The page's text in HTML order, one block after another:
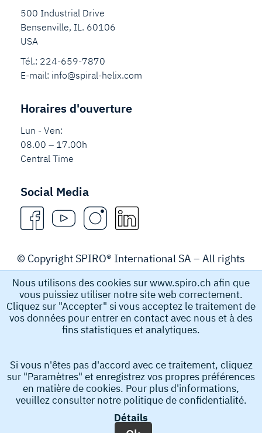
500 Industrial Drive
Bensenville, IL. 60106
USA
Tél.: 224-659-7870
E-mail: info@spiral-helix.com
Horaires d'ouverture
Lun - Ven:
08.00 – 17.00h
Central Time
Social Media
© Copyright SPIRO® International SA – All rights
reserved.
Legal Notice
Spiro International SA recueille et stocke des données à
mail et le numéro de téléphone que vous soumettez afin
d’obtenir des informations de notre part. Ces données à
caractère personnel nous aident à traiter votre demande.
En soumettant votre demande, vous acceptez la collecte
et le stockage de vos données à caractère personnel.
Nous utilisons des cookies sur www.spiro.ch afin que
vous puissiez utiliser notre site web correctement.
Cliquez sur "Accepter" si vous acceptez le traitement de
vos données pour entrer en contact avec nous et à des
fins statistiques et analytiques.
Si vous n'êtes pas d'accord avec ce traitement, cliquez
sur "Paramètres" et enregistrez vos propres préférences
en matière de cookies. Pour plus d'informations,
veuillez consulter notre politique de confidentialité.
Détails